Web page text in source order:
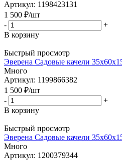
Артикул: 1198423131
1 500 ₽/шт
-
+
В корзину
Быстрый просмотр
Эверена Садовые качели
Много
Артикул: 1199866382
1 500 ₽/шт
-
+
В корзину
Быстрый просмотр
Эверена Садовые качели
Много
Артикул: 1200379344